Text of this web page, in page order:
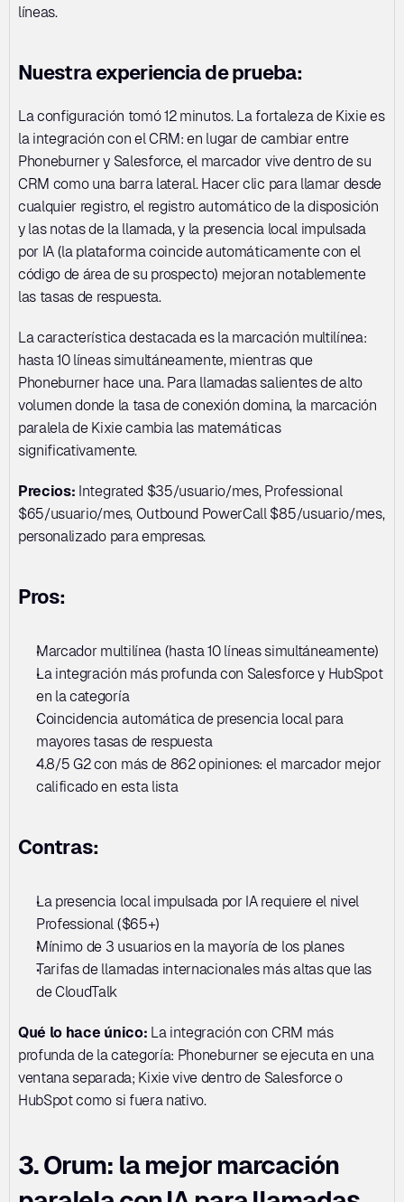
líneas.
Nuestra experiencia de prueba:
La configuración tomó 12 minutos. La fortaleza de Kixie es
la integración con el CRM: en lugar de cambiar entre
Phoneburner y Salesforce, el marcador vive dentro de su
CRM como una barra lateral. Hacer clic para llamar desde
cualquier registro, el registro automático de la disposición
y las notas de la llamada, y la presencia local impulsada
por IA (la plataforma coincide automáticamente con el
código de área de su prospecto) mejoran notablemente
las tasas de respuesta.
La característica destacada es la marcación multilínea:
hasta 10 líneas simultáneamente, mientras que
Phoneburner hace una. Para llamadas salientes de alto
volumen donde la tasa de conexión domina, la marcación
paralela de Kixie cambia las matemáticas
significativamente.
Precios: Integrated $35/usuario/mes, Professional
$65/usuario/mes, Outbound PowerCall $85/usuario/mes,
personalizado para empresas.
Pros:
Marcador multilínea (hasta 10 líneas simultáneamente)
La integración más profunda con Salesforce y HubSpot
en la categoría
Coincidencia automática de presencia local para
mayores tasas de respuesta
4.8/5 G2 con más de 862 opiniones: el marcador mejor
calificado en esta lista
Contras:
La presencia local impulsada por IA requiere el nivel
Professional ($65+)
Mínimo de 3 usuarios en la mayoría de los planes
Tarifas de llamadas internacionales más altas que las
de CloudTalk
Qué lo hace único: La integración con CRM más
profunda de la categoría: Phoneburner se ejecuta en una
ventana separada; Kixie vive dentro de Salesforce o
HubSpot como si fuera nativo.
3. Orum: la mejor marcación